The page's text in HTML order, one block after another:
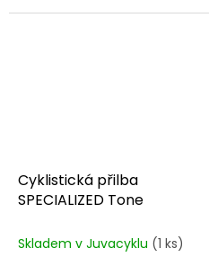
Cyklistická přilba
SPECIALIZED Tone
Skladem v Juvacyklu (1 ks)